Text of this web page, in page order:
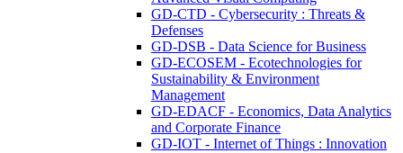
GD-CTD - Cybersecurity : Threats &
Defenses
GD-DSB - Data Science for Business
GD-ECOSEM - Ecotechnologies for
Sustainability & Environment
Management
GD-EDACF - Economics, Data Analytics
and Corporate Finance
GD-IOT - Internet of Things : Innovation